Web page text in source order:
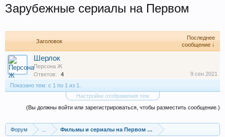
Зарубежные сериалы на Первом
Заголовок
Последнее
сообщение ↓
Шерлок
Персона Ж
Ответов:
4
9 сен 2021
Показано тем: с 1 по 1 из 1.
Настройки отображения тем
(Вы должны войти или зарегистрироваться, чтобы разместить сообщение.)
Форум Фильмы и сериалы на Первом канале